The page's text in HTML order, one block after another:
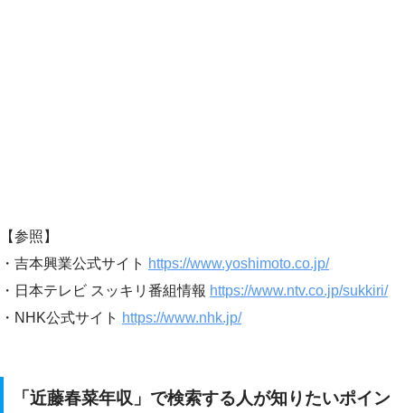
【参照】
・吉本興業公式サイト https://www.yoshimoto.co.jp/
・日本テレビ スッキリ番組情報 https://www.ntv.co.jp/sukkiri/
・NHK公式サイト https://www.nhk.jp/
「近藤春菜年収」で検索する人が知りたいポイン